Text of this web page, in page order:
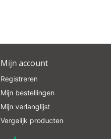
Mijn account
Registreren
Mijn bestellingen
Mijn verlanglijst
Vergelijk producten